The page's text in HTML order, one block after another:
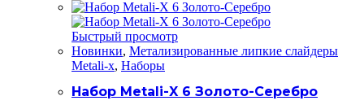
Быстрый просмотр
Новинки, Метализированные липкие слайдеры
Metali-x, Наборы
Набор Metali-X 6 Золото-Серебро